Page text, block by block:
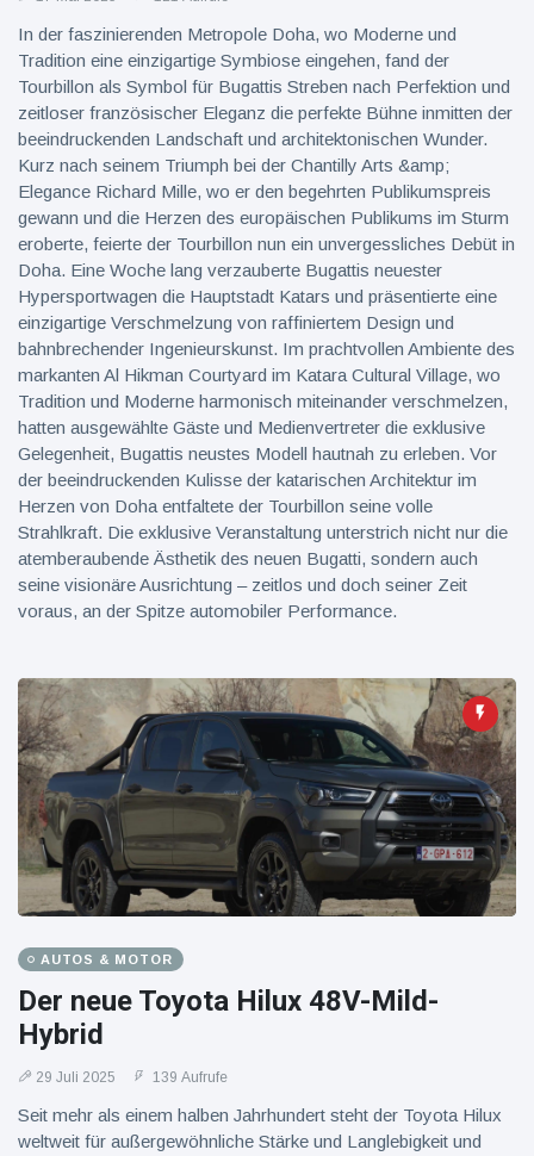
In der faszinierenden Metropole Doha, wo Moderne und
Tradition eine einzigartige Symbiose eingehen, fand der
Tourbillon als Symbol für Bugattis Streben nach Perfektion und
zeitloser französischer Eleganz die perfekte Bühne inmitten der
beeindruckenden Landschaft und architektonischen Wunder.
Kurz nach seinem Triumph bei der Chantilly Arts &amp;
Elegance Richard Mille, wo er den begehrten Publikumspreis
gewann und die Herzen des europäischen Publikums im Sturm
eroberte, feierte der Tourbillon nun ein unvergessliches Debüt in
Doha. Eine Woche lang verzauberte Bugattis neuester
Hypersportwagen die Hauptstadt Katars und präsentierte eine
einzigartige Verschmelzung von raffiniertem Design und
bahnbrechender Ingenieurskunst. Im prachtvollen Ambiente des
markanten Al Hikman Courtyard im Katara Cultural Village, wo
Tradition und Moderne harmonisch miteinander verschmelzen,
hatten ausgewählte Gäste und Medienvertreter die exklusive
Gelegenheit, Bugattis neustes Modell hautnah zu erleben. Vor
der beeindruckenden Kulisse der katarischen Architektur im
Herzen von Doha entfaltete der Tourbillon seine volle
Strahlkraft. Die exklusive Veranstaltung unterstrich nicht nur die
atemberaubende Ästhetik des neuen Bugatti, sondern auch
seine visionäre Ausrichtung – zeitlos und doch seiner Zeit
voraus, an der Spitze automobiler Performance.
AUTOS & MOTOR
Der neue Toyota Hilux 48V-Mild-
Hybrid
29 Juli 2025 139 Aufrufe
Seit mehr als einem halben Jahrhundert steht der Toyota Hilux
weltweit für außergewöhnliche Stärke und Langlebigkeit und